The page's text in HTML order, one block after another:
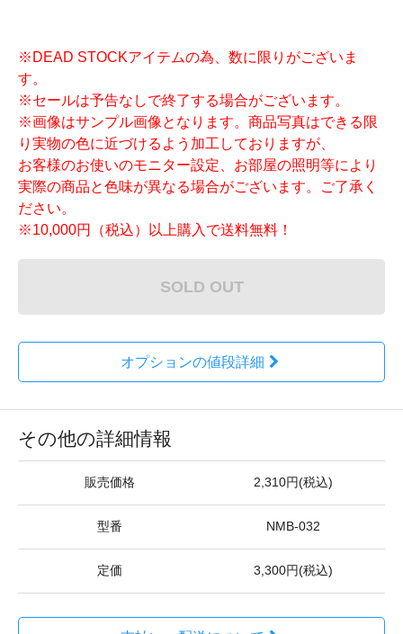
※DEAD STOCKアイテムの為、数に限りがございま
す。
※セールは予告なしで終了する場合がございます。
※画像はサンプル画像となります。商品写真はできる限
り実物の色に近づけるよう加工しておりますが、
お客様のお使いのモニター設定、お部屋の照明等により
実際の商品と色味が異なる場合がございます。ご了承く
ださい。
※10,000円（税込）以上購入で送料無料！
SOLD OUT
オプションの値段詳細
その他の詳細情報
販売価格 2,310円(税込)
型番 NMB-032
定価 3,300円(税込)